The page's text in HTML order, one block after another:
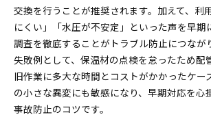
交換を行うことが推奨されます。加えて、利
にくい」「水圧が不安定」といった声を早期
調査を徹底することがトラブル防止につなが
失敗例として、保温材の点検を怠ったため配
旧作業に多大な時間とコストがかかったケー
の小さな異変にも敏感になり、早期対応を心
事故防止のコツです。